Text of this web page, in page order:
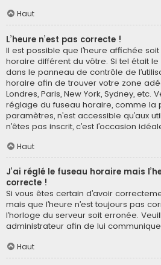
Haut
L’heure n’est pas correcte !
Il est possible que l’heure affichée
horaire différent du vôtre. Si tel était
dans le panneau de contrôle de
horaire afin de trouver votre zone
Londres, Paris, New York, Sydney, etc.
réglage du fuseau horaire, comme la
paramètres, n’est accessible qu’aux
n’êtes pas inscrit, c’est l’occasion
Haut
J’ai réglé le fuseau horaire mais
correcte !
Si vous êtes certain d’avoir
mais que l’heure n’est toujours pas
l’horloge du serveur soit erronée.
administrateur afin de lui
Haut